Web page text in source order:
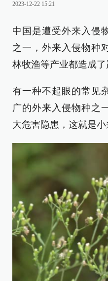
2023-12-22 15:21
中国是遭受外来入侵
之一，外来入侵物种
林牧渔等产业都造成了
有一种不起眼的常见
广的外来入侵物种之
大危害隐患，这就是小